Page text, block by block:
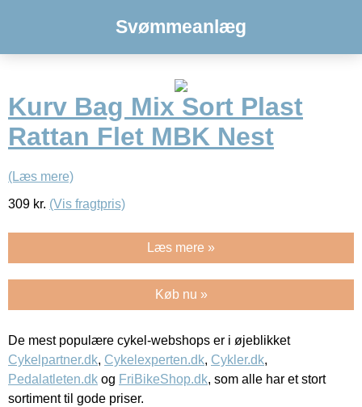
Svømmeanlæg
Kurv Bag Mix Sort Plast
Rattan Flet MBK Nest
(Læs mere)
309 kr. (Vis fragtpris)
Læs mere »
Køb nu »
De mest populære cykel-webshops er i øjeblikket
Cykelpartner.dk, Cykelexperten.dk, Cykler.dk,
Pedalatleten.dk og FriBikeShop.dk, som alle har et stort
sortiment til gode priser.